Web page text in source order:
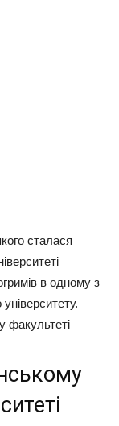
сталася
в одному з
факультеті